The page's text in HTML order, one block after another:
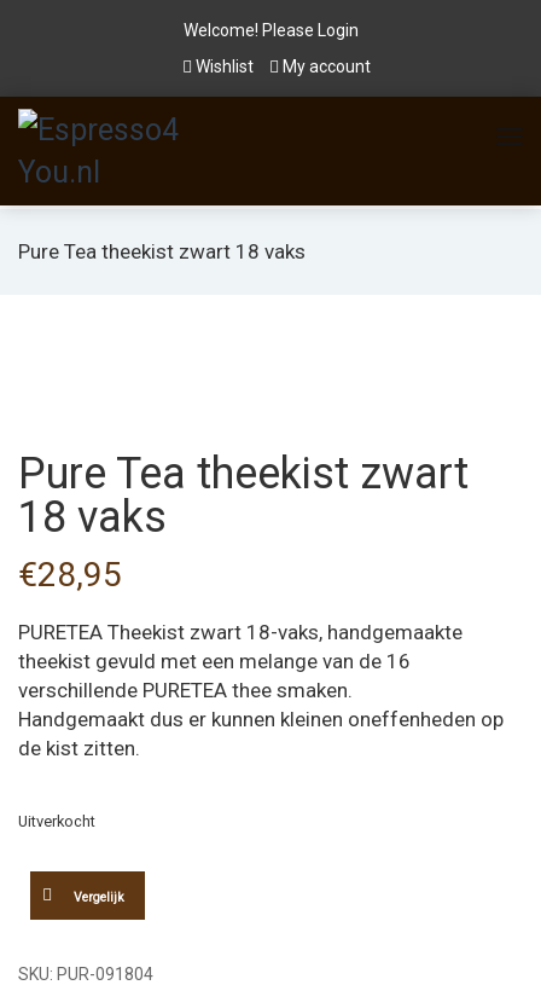
Welcome! Please
Login
Wishlist
My account
Pure Tea theekist zwart 18 vaks
Pure Tea theekist zwart
18 vaks
€28,95
PURETEA Theekist zwart 18-vaks, handgemaakte
theekist gevuld met een melange van de 16
verschillende PURETEA thee smaken.
Handgemaakt dus er kunnen kleinen oneffenheden op
de kist zitten.
Uitverkocht
Vergelijk
SKU: PUR-091804